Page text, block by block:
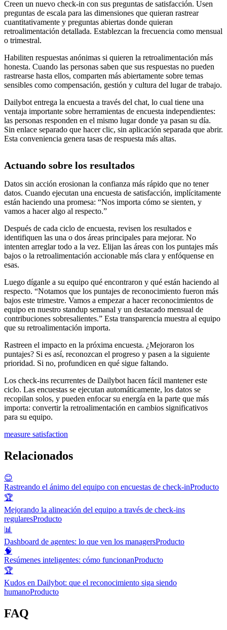
Creen un nuevo check-in con sus preguntas de satisfacción. Usen
preguntas de escala para las dimensiones que quieran rastrear
cuantitativamente y preguntas abiertas donde quieran
retroalimentación detallada. Establezcan la frecuencia como mensual
o trimestral.
Habiliten respuestas anónimas si quieren la retroalimentación más
honesta. Cuando las personas saben que sus respuestas no pueden
rastrearse hasta ellos, comparten más abiertamente sobre temas
sensibles como compensación, gestión y cultura del lugar de trabajo.
Dailybot entrega la encuesta a través del chat, lo cual tiene una
ventaja importante sobre herramientas de encuesta independientes:
las personas responden en el mismo lugar donde ya pasan su día.
Sin enlace separado que hacer clic, sin aplicación separada que abrir.
Esta conveniencia genera tasas de respuesta más altas.
Actuando sobre los resultados
Datos sin acción erosionan la confianza más rápido que no tener
datos. Cuando ejecutan una encuesta de satisfacción, implícitamente
están haciendo una promesa: “Nos importa cómo se sienten, y
vamos a hacer algo al respecto.”
Después de cada ciclo de encuesta, revisen los resultados e
identifiquen las una o dos áreas principales para mejorar. No
intenten arreglar todo a la vez. Elijan las áreas con los puntajes más
bajos o la retroalimentación accionable más clara y enfóquense en
esas.
Luego díganle a su equipo qué encontraron y qué están haciendo al
respecto. “Notamos que los puntajes de reconocimiento fueron más
bajos este trimestre. Vamos a empezar a hacer reconocimientos de
equipo en nuestro standup semanal y un destacado mensual de
contribuciones sobresalientes.” Esta transparencia muestra al equipo
que su retroalimentación importa.
Rastreen el impacto en la próxima encuesta. ¿Mejoraron los
puntajes? Si es así, reconozcan el progreso y pasen a la siguiente
prioridad. Si no, profundicen en qué sigue faltando.
Los check-ins recurrentes de Dailybot hacen fácil mantener este
ciclo. Las encuestas se ejecutan automáticamente, los datos se
recopilan solos, y pueden enfocar su energía en la parte que más
importa: convertir la retroalimentación en cambios significativos
para su equipo.
measure satisfaction
Relacionados
😊
Rastreando el ánimo del equipo con encuestas de check-inProducto
🏆
Mejorando la alineación del equipo a través de check-ins
regularesProducto
📊
Dashboard de agentes: lo que ven los managersProducto
🧠
Resúmenes inteligentes: cómo funcionanProducto
🏆
Kudos en Dailybot: que el reconocimiento siga siendo
humanoProducto
FAQ